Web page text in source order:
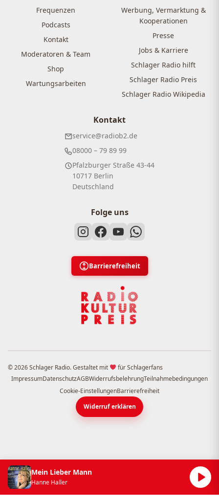
Frequenzen
Podcasts
Kontakt
Moderatoren & Team
Shop
Wartungsarbeiten
Werbung, Vermarktung &
Kooperationen
Presse
Jobs & Karriere
Schlager Radio hilft
Schlager Radio Preis
Schlager Radio Wikipedia
Kontakt
service@radiob2.de
08000 – 79 89 99
Pfalzburger Straße 43-44
10717 Berlin
Deutschland
Folge uns
Barrierefreiheit
© 2026 Schlager Radio. Gestaltet mit
für Schlagerfans
ImpressumDatenschutzAGBWiderrufsbelehrungTeilnahmebedingungen
Cookie-EinstellungenBarrierefreiheit
Widerruf erklären
Mein Lieber Mann
Hanne Haller